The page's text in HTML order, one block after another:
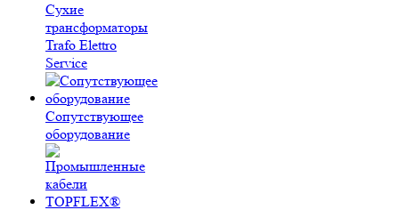
Сухие
трансформаторы
Trafo Elettro
Service
Сопутствующее
оборудование